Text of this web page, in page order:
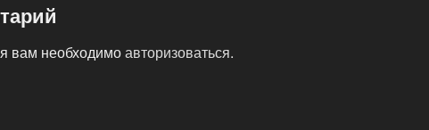
вам необходимоавторизоваться.